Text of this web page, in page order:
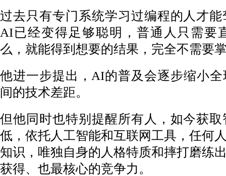
过去只有专门系统学习过编程的人才
AI已经变得足够聪明，普通人只需要
么，就能得到想要的结果，完全不需要
他进一步提出，AI的普及会逐步缩小
间的技术差距。
但他同时也特别提醒所有人，如今获
低，依托人工智能和互联网工具，任何
知识，唯独自身的人格特质和摔打磨练
获得、也最核心的竞争力。